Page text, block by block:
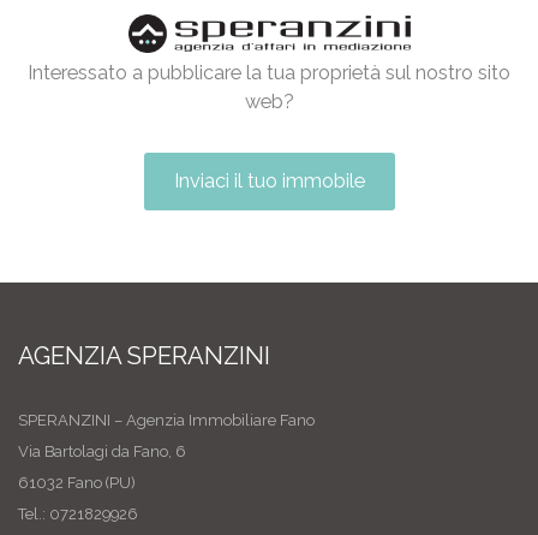
Interessato a pubblicare la tua proprietà sul nostro sito
web?
Inviaci il tuo immobile
AGENZIA SPERANZINI
SPERANZINI – Agenzia Immobiliare Fano
Via Bartolagi da Fano, 6
61032 Fano (PU)
Tel.: 0721829926